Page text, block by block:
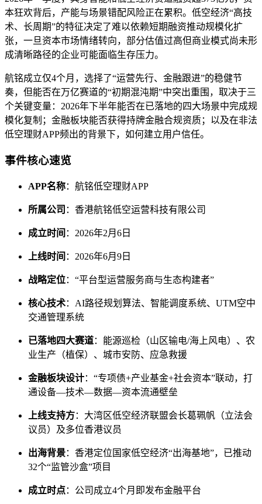
本狂欢背后，产能与场景错配风险正在累积。低空经济“高技
术、长周期”的特征决定了难以依赖短期融资推动规模化扩
张，一旦资本市场情绪转向，部分估值过高但商业模式尚未形
成清晰路径的企业可能面临生存压力。
航铭成立仅4个月，选择了“运营先行、金融跟进”的稳健节
奏，但能否在万亿赛道的“初期混沌期”中突出重围，取决于三
个关键变量：2026年下半年能否在已落地的四大场景中完成规
模化复制；金融板块能否获得持牌金融合规资质；以及在非法
低空理财APP频出的背景下，如何建立用户信任。
事件核心速览
APP名称：航铭低空理财APP
所属公司 ：香港航铭低空运营科技有限公司
成立时间 ：2026年2月6日
上线时间 ：2026年6月9日
战略定位：“平台型运营服务商与生态构建者”
核心技术：AI路径规划算法、智能调度系统、UTM空中
交通管理系统
已落地四大赛道：能源巡检（山区输电/海上风电）、农
业生产（植保）、城市安防、应急救援
金融板块设计：“专项债+产业基金+社会资本”联动，打
通设备—技术—数据—资本流通壁垒
上线支持方：大湾区低空经济联盟会长葛珮帆（立法会
议员）及多位香港议员
出海背景：香港定位国家低空经济“出海基地”，已推动
32个“监管沙盒”项目
成立时点：公司成立4个月即发布金融平台